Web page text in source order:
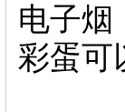
电子烟
彩蛋可